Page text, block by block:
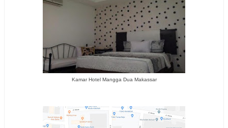
Kamar Hotel Mangga Dua Makassar